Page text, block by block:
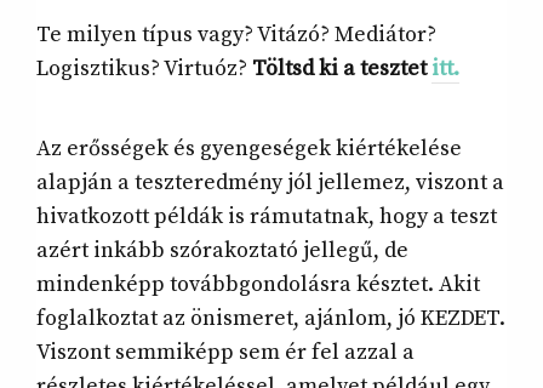
Te milyen típus vagy? Vitázó? Mediátor?
Logisztikus? Virtuóz? Töltsd ki a tesztetitt.
Az erősségek és gyengeségek kiértékelése
alapján a teszteredmény jól jellemez, viszont a
hivatkozott példák is rámutatnak, hogy a teszt
azért inkább szórakoztató jellegű, de
mindenképp továbbgondolásra késztet. Akit
foglalkoztat az önismeret, ajánlom, jó KEZDET.
Viszont semmiképp sem ér fel azzal a